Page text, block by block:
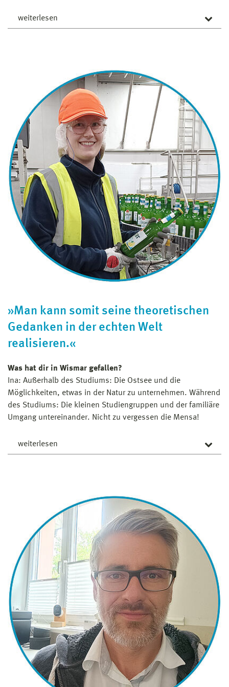
weiterlesen
Mischung aus Theorie und Praxis, außerdem sind die
Themen zukunftsorientiert und abwechslungsreich.
Was hat dir in Wismar gefallen?
Die Mensa und der Studentenclub Block 17. Hier gibt es
viele Veranstaltungen für die Studierenden, sodass man
am Ende irgendwie alle über ein bis zwei Ecken kennt.
Das ist schon was besonderes. Dazu kommt das
familiäre Verhältnis miteinander, dass man keine
Nummer im System ist und dass Wismar einfach schön
gelegen ist an der Ostsee.
Was möchtest du Studienanfänger*innen mitgeben?
Nehmt alle Ersti-Veranstaltungen mit, knüpft Kontakte,
gebt eure (Bafög-)Anträge rechtzeitig ab und geht zu den
Vorlesungen, auch wenn die studentischen Freiheiten
verlockend sind. Ach ja – und seid niemals der
Von der Hochschulbank ins Kino. Nils Runge hat bis
Master an unserer Hochschule studiert. Heute arbeitet
er als Energiemanager beim Unternehmen CineStar und
Managementsystem sowie dessen Verwaltung
Ansprechpartner.
»Man kann somit seine theoretischen
Gedanken in der echten Welt
realisieren.«
Was hat dir in Wismar gefallen?
Ina: Außerhalb des Studiums: Die Ostsee und die
Möglichkeiten, etwas in der Natur zu unternehmen. Während
des Studiums: Die kleinen Studiengruppen und der familiäre
Umgang untereinander. Nicht zu vergessen die Mensa!
weiterlesen
somit seine theoretischen Gedanken in der echten Welt
realisieren.
Was begeistert dich an der Verfahrenstechnik?
Die Vielfältigkeit. Durch das breite Spektrum an Wissen,
welches im Studium vermittelt wird, kann man
letztendlich in jedem Unternehmen arbeiten, das etwas
produziert. Von Lebensmitteln über sauberes Wasser bis
hin zu Recyclingprodukten.
Was möchtest du Studienanfänger*innen mitgeben?
Probiert alles aus! Ob es studentische Veranstaltungen
vom asta und FSR oder Tutorien sind. Macht alles mit –
auch bereichsübergreifend, da lernt man viele tolle
Menschen kennen!